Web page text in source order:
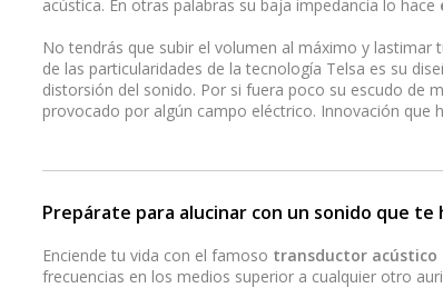
acústica. En otras palabras su baja impedancia lo hace
No tendrás que subir el volumen al máximo y lastimar
de las particularidades de la tecnología Telsa es su
distorsión del sonido. Por si fuera poco su escudo de
provocado por algún campo eléctrico. Innovación que
Prepárate para alucinar con un sonido que te
Enciende tu vida con el famoso transductor acústico
frecuencias en los medios superior a cualquier otro